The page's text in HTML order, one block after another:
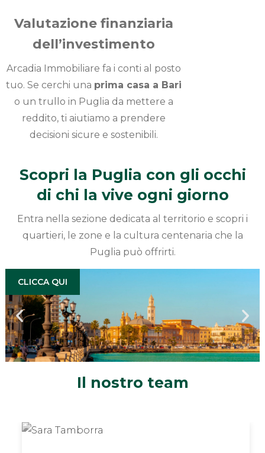
Valutazione finanziaria
dell’investimento
Arcadia Immobiliare fa i conti al posto
tuo. Se cerchi una prima casa a Bari
o un trullo in Puglia da mettere a
reddito, ti aiutiamo a prendere
decisioni sicure e sostenibili.
Scopri la Puglia con gli occhi
di chi la vive ogni giorno
Entra nella sezione dedicata al territorio e scopri i
quartieri, le zone e la cultura centenaria che la
Puglia può offrirti.
CLICCA QUI
Il nostro team